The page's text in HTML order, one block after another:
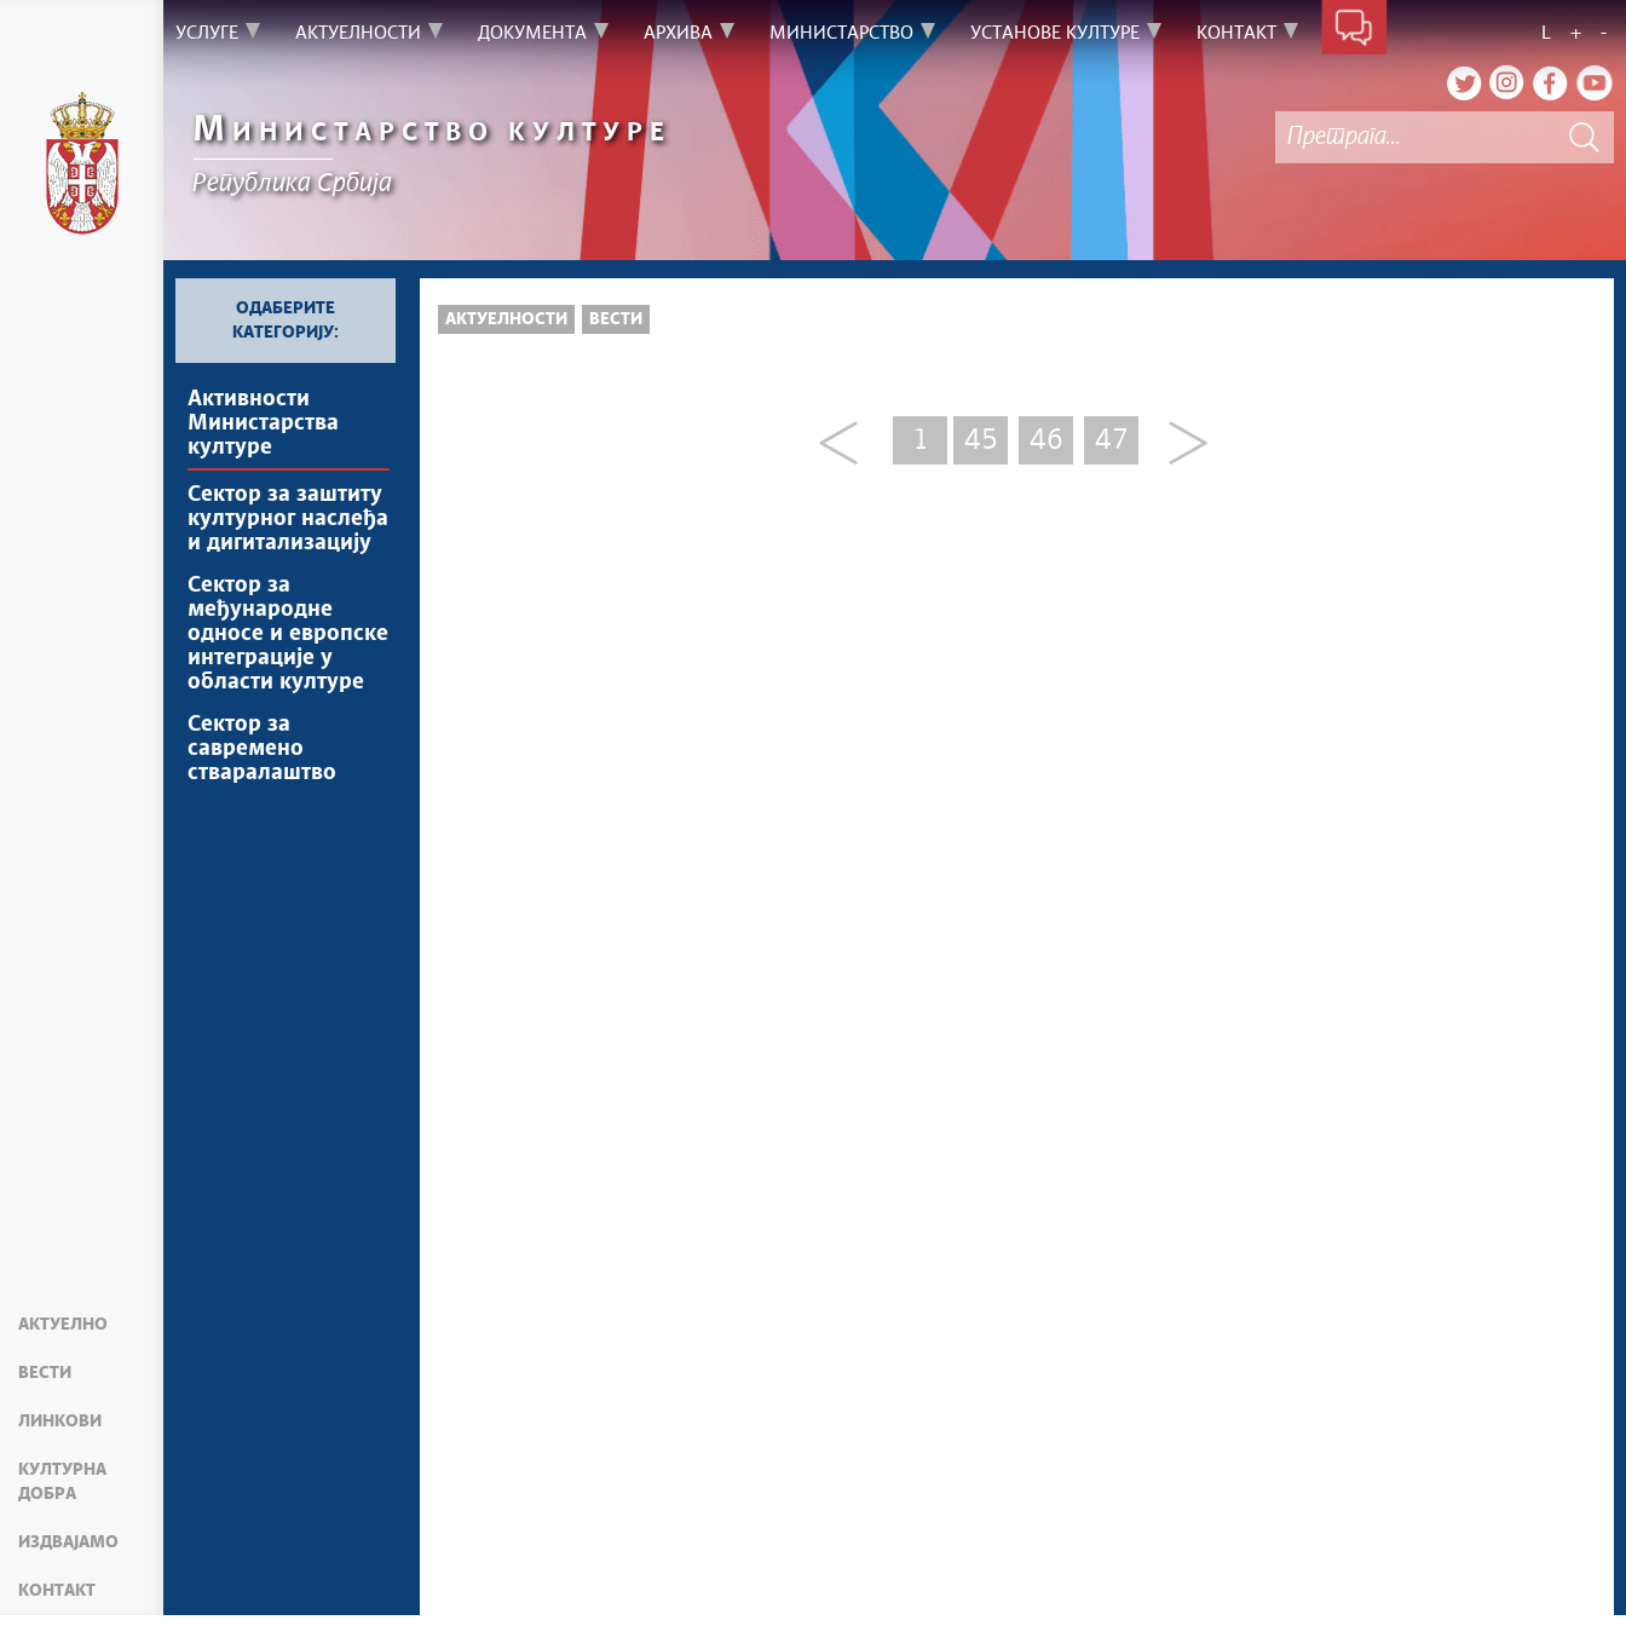
АКТУЕЛНО
ВЕСТИ
ЛИНКОВИ
КУЛТУРНА
ДОБРА
ИЗДВАЈАМО
КОНТАКТ
УСЛУГЕ АКТУЕЛНОСТИ ДОКУМЕНТА АРХИВА МИНИСТАРСТВО УСТАНОВЕ КУЛТУРЕ КОНТАКТ L + -
М ИНИСТАРСТВО КУЛТУРЕ
Републикa Србијa
ОДАБЕРИТЕ
КАТЕГОРИЈУ:
Активности
Министарства
културе
Сектор за заштиту
културног наслеђа
и дигитализацију
Сектор за
међународне
односе и европске
интеграције у
области културе
Сектор за
савремено
стваралаштво
АКТУЕЛНОСТИ ВЕСТИ
1 45 46 47